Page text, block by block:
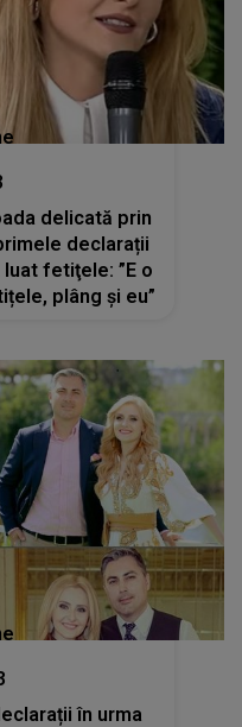
delicată prin
declarații
fetiţele: ”E o
plâng și eu”
în urma